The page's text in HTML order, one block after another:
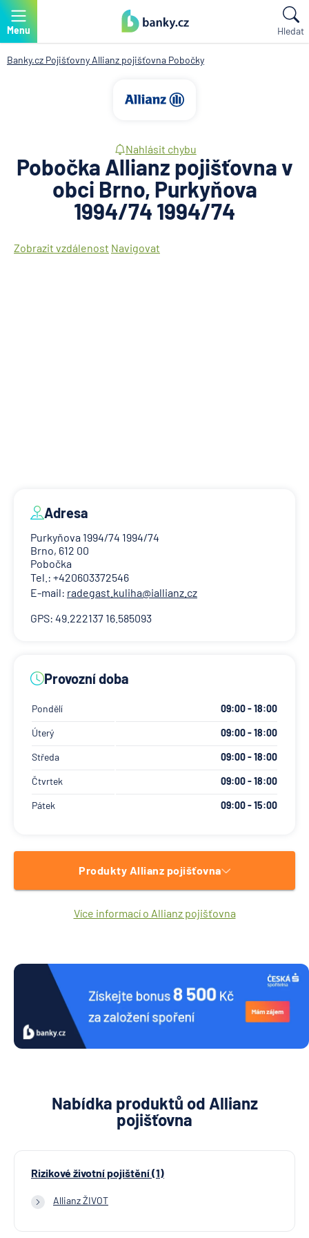
Menu Hledat
Banky.cz Pojišťovny Allianz pojišťovna Pobočky
Nahlásit chybu
Pobočka Allianz pojišťovna v
obci Brno, Purkyňova
1994/74 1994/74
Zobrazit vzdálenost Navigovat
Adresa
Purkyňova 1994/74 1994/74
Brno, 612 00
Pobočka
Tel.: +420603372546
E-mail: radegast.kuliha@iallianz.cz
GPS: 49.222137 16.585093
Provozní doba
Pondělí 09:00 - 18:00
Úterý 09:00 - 18:00
Středa 09:00 - 18:00
Čtvrtek 09:00 - 18:00
Pátek 09:00 - 15:00
Produkty Allianz pojišťovna
Více informací o Allianz pojišťovna
Nabídka produktů od Allianz
pojišťovna
Rizikové životní pojištění (1)
Allianz ŽIVOT